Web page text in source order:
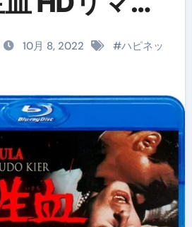
ブルーレイ
10月 8, 2022 #ハピネッ